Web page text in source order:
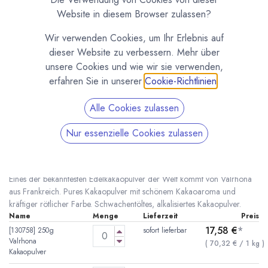
Pures Kakaopulver von Valrhona
Eines der bekanntesten Edelkakaopulver der Welt kommt von Valrhona
aus Frankreich. Pures Kakaopulver mit schönem Kakaoaroma und
kräftiger rötlicher Farbe. Schwachentöltes, alkalisiertes Kakaopulver.
Name Menge Lieferzeit
Preis
[130758] 250g
Valrhona
Kakaopulver
sofort lieferbar 17,58 €*
(70,32 € /1 kg )
Website in diesem Browser zulassen?
Wir verwenden Cookies, um Ihr Erlebnis auf
dieser Website zu verbessern. Mehr über
unsere Cookies und wie wir sie verwenden,
erfahren Sie in unserer Cookie-Richtlinien
Alle Cookies zulassen
Nur essenzielle Cookies zulassen